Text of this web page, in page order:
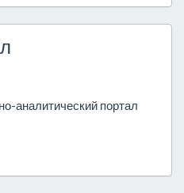
аналитический портал